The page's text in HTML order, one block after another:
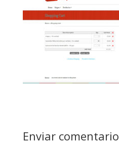
Enviar comentario